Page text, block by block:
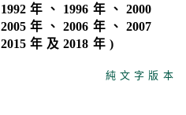
1992年、 1996年、2000
2005年、2006年、2007
2015年及2018年 )
純文字版本